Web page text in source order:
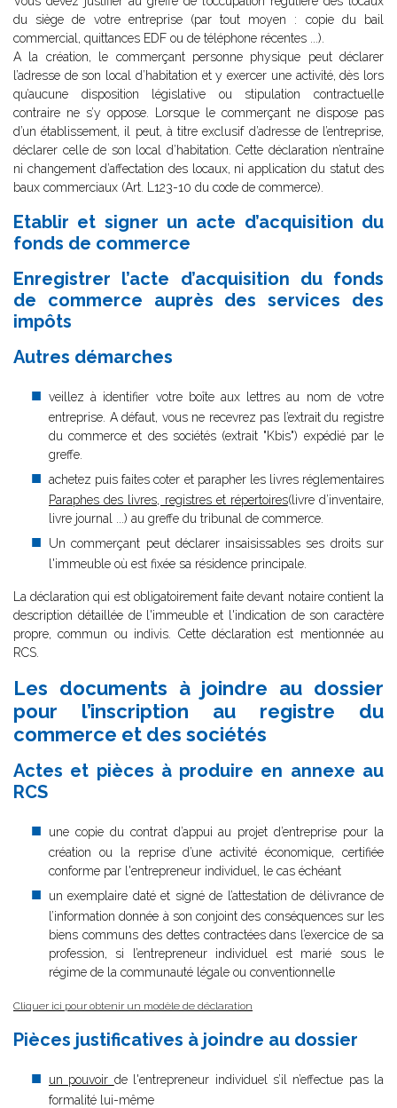
du siège de votre entreprise (par tout moyen : copie du bail
commercial, quittances EDF ou de téléphone récentes ...).
A la création, le commerçant personne physique peut déclarer
l’adresse de son local d’habitation et y exercer une activité, dès lors
qu’aucune disposition législative ou stipulation contractuelle
contraire ne s’y oppose. Lorsque le commerçant ne dispose pas
d’un établissement, il peut, à titre exclusif d’adresse de l’entreprise,
déclarer celle de son local d’habitation. Cette déclaration n’entraîne
ni changement d’affectation des locaux, ni application du statut des
baux commerciaux (Art. L123-10 du code de commerce).
Etablir et signer un acte d’acquisition du
fonds de commerce
Enregistrer l’acte d’acquisition du fonds
de commerce auprès des services des
impôts
Autres démarches
veillez à identifier votre boîte aux lettres au nom de votre
entreprise. A défaut, vous ne recevrez pas l’extrait du registre
du commerce et des sociétés (extrait "Kbis") expédié par le
greffe.
achetez puis faites coter et parapher les livres réglementaires
Paraphes des livres, registres et répertoires(livre d’inventaire,
livre journal ...) au greffe du tribunal de commerce.
Un commerçant peut déclarer insaisissables ses droits sur
l'immeuble où est fixée sa résidence principale.
La déclaration qui est obligatoirement faite devant notaire contient la
description détaillée de l'immeuble et l'indication de son caractère
propre, commun ou indivis. Cette déclaration est mentionnée au
RCS.
Les documents à joindre au dossier
pour l’inscription au registre du
commerce et des sociétés
Actes et pièces à produire en annexe au
RCS
une copie du contrat d’appui au projet d’entreprise pour la
création ou la reprise d’une activité économique, certifiée
conforme par l'entrepreneur individuel, le cas échéant
un exemplaire daté et signé de l’attestation de délivrance de
l’information donnée à son conjoint des conséquences sur les
biens communs des dettes contractées dans l’exercice de sa
profession, si l’entrepreneur individuel est marié sous le
régime de la communauté légale ou conventionnelle
Cliquer ici pour obtenir un modèle de déclaration
Pièces justificatives à joindre au dossier
un pouvoir de l'entrepreneur individuel s’il n’effectue pas la
formalité lui-même